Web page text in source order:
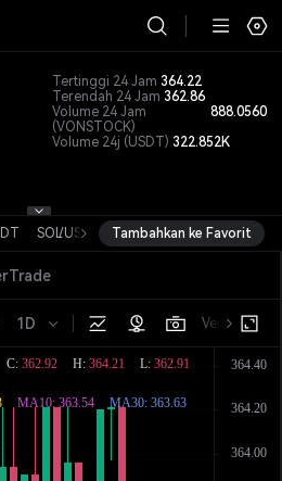
Tertinggi 24 Jam 364.22
Terendah 24 Jam 362.86
Volume 24 Jam
(VONSTOCK)
888.0560
Volume 24j (USDT) 322.852K
SOL/USDT XRP/USDT DOGE/USDT
Tambahkan ke Favorit
Trade
1D Versi dasar